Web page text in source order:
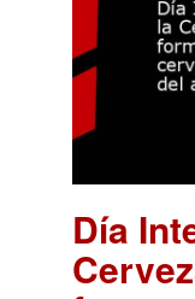
Día